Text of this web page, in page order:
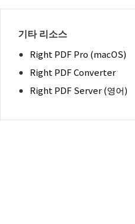
기타 리소스
Right PDF Pro (macOS)
Right PDF Converter
Right PDF Server (영어)